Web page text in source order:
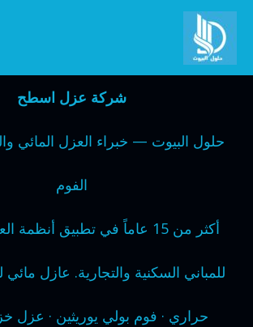
تخطي
المحتوى
شركة عزل اسطح
حلول البيوت — خبراء العزل المائي
الفوم
أكثر من 15 عاماً في تطبيق
للمباني السكنية والتجارية. عازل
حراري · فوم بولي يوريثين · عزل